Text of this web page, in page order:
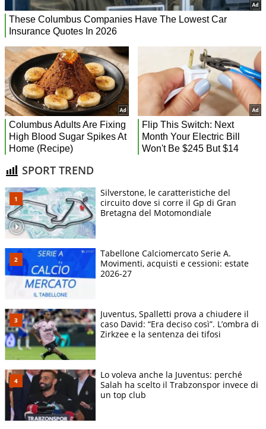
SPORT TREND
Silverstone, le caratteristiche del
circuito dove si corre il Gp di Gran
Bretagna del Motomondiale
Tabellone Calciomercato Serie A.
Movimenti, acquisti e cessioni: estate
2026-27
Juventus, Spalletti prova a chiudere il
caso David: “Era deciso così”. L’ombra di
Zirkzee e la sentenza dei tifosi
Lo voleva anche la Juventus: perché
Salah ha scelto il Trabzonspor invece di
un top club